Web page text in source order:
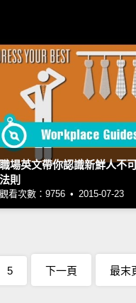
場英文帶你認識新鮮人不
法則
觀看次數：9756 • 2015-07-23
5 下一頁 最末